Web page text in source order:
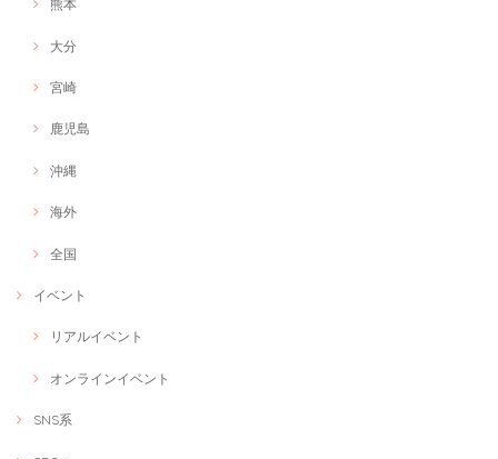
熊本
大分
宮崎
鹿児島
沖縄
海外
全国
イベント
リアルイベント
オンラインイベント
SNS系